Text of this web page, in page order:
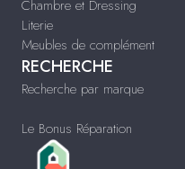
Chambre et Dressing
Literie
Meubles de complément
RECHERCHE
Recherche par marque
Le Bonus Réparation